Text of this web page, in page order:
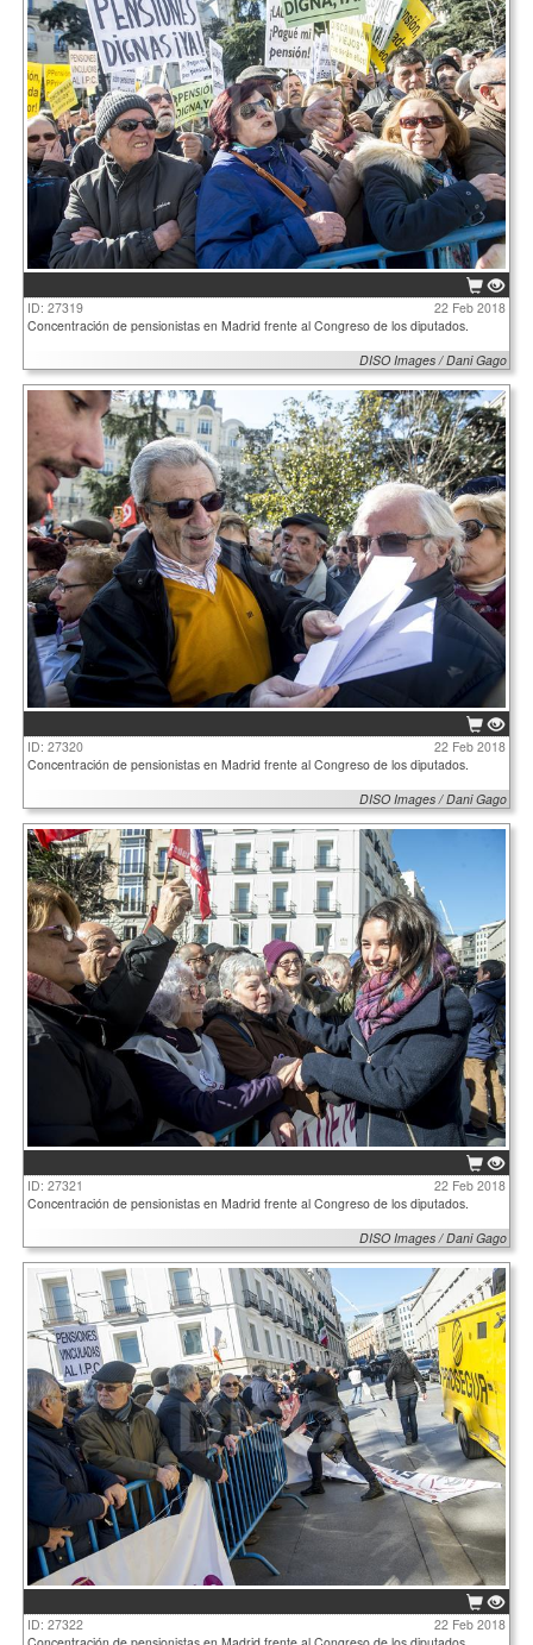
ID: 27319
22 Feb 2018
Concentración de pensionistas en Madrid frente al Congreso de los diputados.
DISO Images / Dani Gago
ID: 27320
22 Feb 2018
Concentración de pensionistas en Madrid frente al Congreso de los diputados.
DISO Images / Dani Gago
ID: 27321
22 Feb 2018
Concentración de pensionistas en Madrid frente al Congreso de los diputados.
DISO Images / Dani Gago
ID: 27322
22 Feb 2018